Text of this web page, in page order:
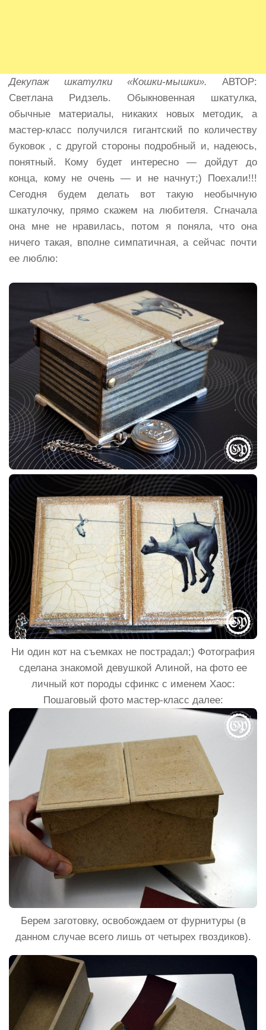
Декупаж шкатулки «Кошки-мышки».
АВТОР:
Светлана Ридзель. Обыкновенная шкатулка,
обычные материалы, никаких новых методик, а
мастер-класс получился гигантский по количеству
буковок , с другой стороны подробный и, надеюсь,
понятный. Кому будет интересно — дойдут до
конца, кому не очень — и не начнут;) Поехали!!!
Сегодня будем делать вот такую необычную
шкатулочку, прямо скажем на любителя. Сгначала
она мне не нравилась, потом я поняла, что она
ничего такая, вполне симпатичная, а сейчас почти
ее люблю:
Ни один кот на съемках не пострадал;) Фотография
сделана знакомой девушкой Алиной, на фото ее
личный кот породы сфинкс с именем Хаос:
Пошаговый фото мастер-класс далее:
Берем заготовку, освобождаем от фурнитуры (в
данном случае всего лишь от четырех гвоздиков).